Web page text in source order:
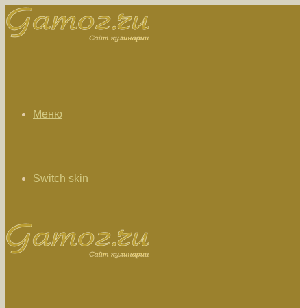
Меню
Switch skin